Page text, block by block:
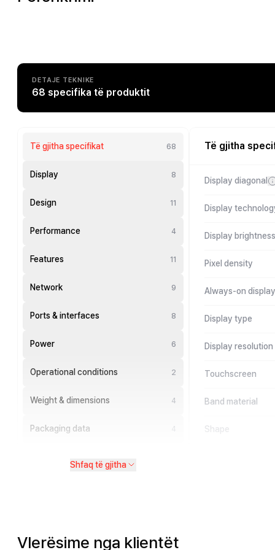
DETAJE TEKNIKE
68 specifika të produktit
Të gjitha specifikat 68
Display 8
Design 11
Performance 4
Features 11
Network 9
Ports & interfaces 8
Power 6
Operational conditions 2
Weight & dimensions 4
Packaging data 4
Shfaq të gjitha
Të gjitha
Display diagonal
Display
Display brightness
Pixel density
Always-on display
Display type
Display resolution
Touchscreen
Band material
Shape
Vlerësime nga klientët